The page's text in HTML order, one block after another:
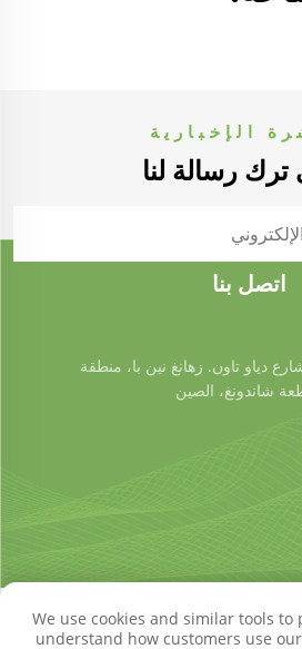
الإخبارية
رسالة لنا
اتصل بنا
شارع دياو تاون. زهانغ نين با، منطقة
شاندونغ، الصين
We use cookies and similar tools to
understand how customers use